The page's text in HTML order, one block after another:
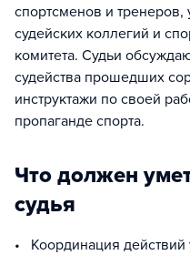
спортсменов и тренеров,
судейских коллегий и
комитета. Судьи
судейства прошедших
инструктажи по своей
пропаганде спорта.
Что должен
судья
• Координация действий